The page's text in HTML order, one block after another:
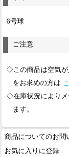
6号球
ご注意
◇この商品は空気が
をお求めの方は
◇在庫状況によりメ
ます。
商品についてのお問
お気に入りに登録